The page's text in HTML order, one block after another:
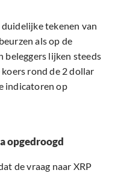
tekenen van
als op de
beleggers lijken steeds
rond de 2 dollar
indicatoren op
opgedroogd
de vraag naar XRP